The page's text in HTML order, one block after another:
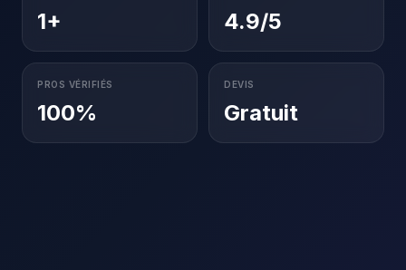
1+ 4.9/5
PROS VÉRIFIÉS
100%
DEVIS
Gratuit